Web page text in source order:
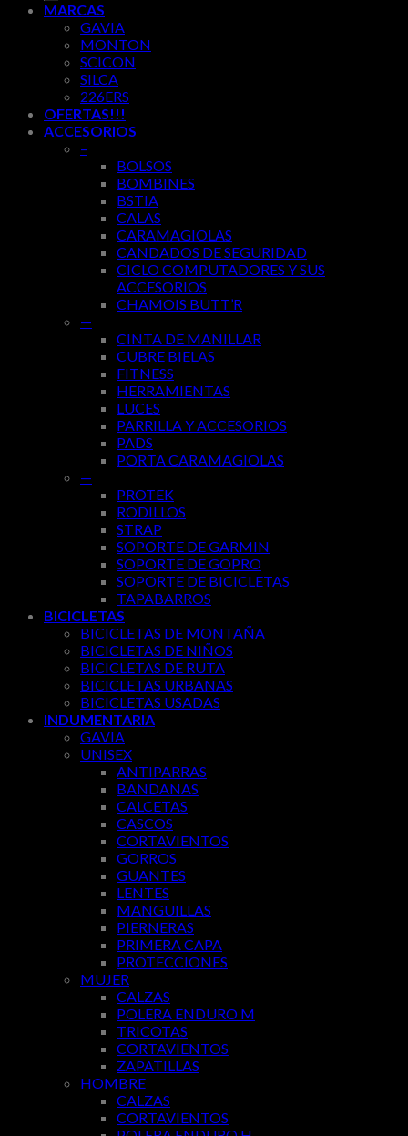
MARCAS
GAVIA
MONTON
SCICON
SILCA
226ERS
OFERTAS!!!
ACCESORIOS
–
BOLSOS
BOMBINES
BSTIA
CALAS
CARAMAGIOLAS
CANDADOS DE SEGURIDAD
CICLO COMPUTADORES Y SUS
ACCESORIOS
CHAMOIS BUTT’R
—
CINTA DE MANILLAR
CUBRE BIELAS
FITNESS
HERRAMIENTAS
LUCES
PARRILLA Y ACCESORIOS
PADS
PORTA CARAMAGIOLAS
—
PROTEK
RODILLOS
STRAP
SOPORTE DE GARMIN
SOPORTE DE GOPRO
SOPORTE DE BICICLETAS
TAPABARROS
BICICLETAS
BICICLETAS DE MONTAÑA
BICICLETAS DE NIÑOS
BICICLETAS DE RUTA
BICICLETAS URBANAS
BICICLETAS USADAS
INDUMENTARIA
GAVIA
UNISEX
ANTIPARRAS
BANDANAS
CALCETAS
CASCOS
CORTAVIENTOS
GORROS
GUANTES
LENTES
MANGUILLAS
PIERNERAS
PRIMERA CAPA
PROTECCIONES
MUJER
CALZAS
POLERA ENDURO M
TRICOTAS
CORTAVIENTOS
ZAPATILLAS
HOMBRE
CALZAS
CORTAVIENTOS